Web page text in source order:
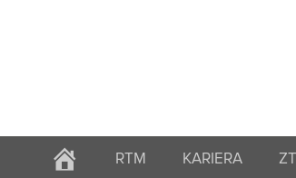
RTM KARIERA